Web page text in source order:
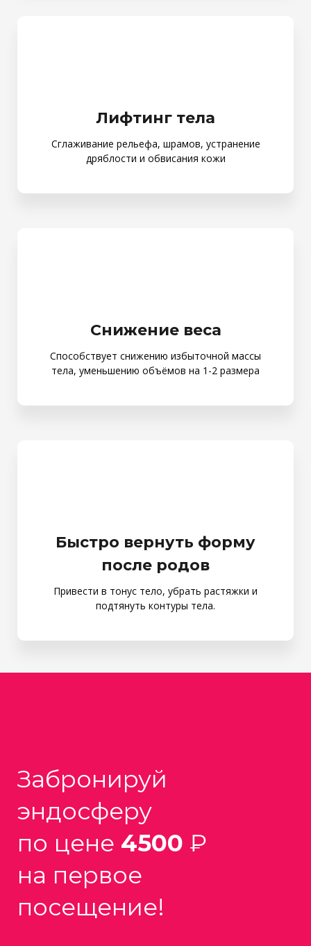
Лифтинг тела
Сглаживание рельефа, шрамов, устранение
дряблости и обвисания кожи
Снижение веса
Способствует снижению избыточной массы
тела, уменьшению объёмов на 1-2 размера
Быстро вернуть форму
после родов
Привести в тонус тело, убрать растяжки и
подтянуть контуры тела.
Забронируй
эндосферу
по цене 4500 ₽
на первое
посещение!